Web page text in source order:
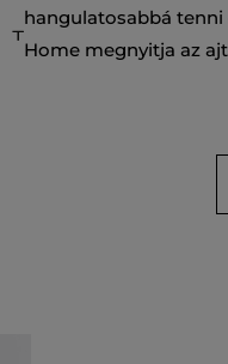
hangulatosabbá tenni
Home megnyitja az